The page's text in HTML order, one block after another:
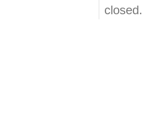
closed.